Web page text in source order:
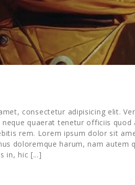
consectetur adipisicing elit.
quaerat tenetur officiis quod
rem. Lorem ipsum dolor sit
doloremque harum, nam
in, hic [...]